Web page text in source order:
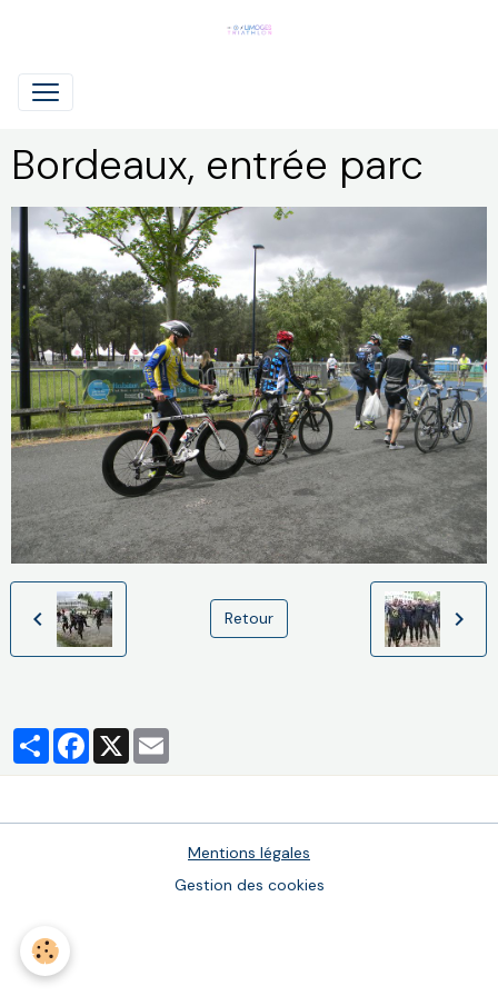
Bordeaux, entrée parc
Retour
PartagerFacebook
X
Mentions légales
Gestion des cookies